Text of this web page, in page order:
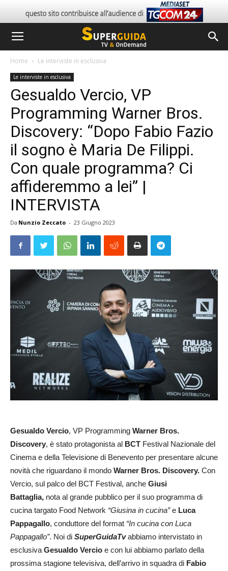
Home Le interviste in esclusiva
Le interviste in esclusiva
Gesualdo Vercio, VP
Programming Warner Bros.
Discovery: “Dopo Fabio Fazio
il sogno è Maria De Filippi.
Con quale programma? Ci
affideremmo a lei” |
INTERVISTA
Da Nunzio Zeccato - 23 Giugno 2023
Gesualdo Vercio, VP Programming Warner Bros.
Discovery, è stato protagonista al BCT Festival Nazionale del
Cinema e della Televisione di Benevento per presentare alcune
novità che riguardano il mondo Warner Bros. Discovery. Con
Vercio, sul palco del BCT Festival, anche Giusi
Battaglia, nota al grande pubblico per il suo programma di
cucina targato Food Network “Giusina in cucina”e Luca
Pappagallo, conduttore del format “In cucina con Luca
Pappagallo”. Noi di SuperGuidaTvabbiamo intervistato in
esclusiva Gesualdo Vercio e con lui abbiamo parlato della
prossima stagione televisiva, dell’arrivo in squadra di Fabio